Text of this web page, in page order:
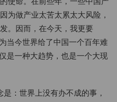
为做产业太苦太累太大风险，
。因而，在今天，我更要
当今世界给了中国一个百年难
是一种大趋势，也是一个大现
：世界上没有办不成的事，